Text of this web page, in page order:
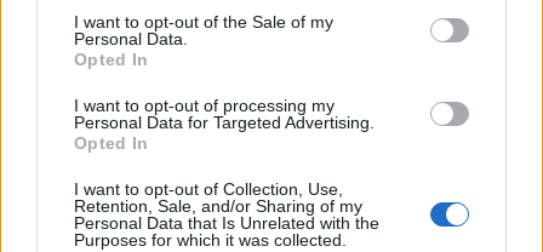
I want to opt-out of the Sale of my
Personal Data.
Opted In
I want to opt-out of processing my
Personal Data for Targeted Advertising.
Opted In
I want to opt-out of Collection, Use,
Retention, Sale, and/or Sharing of my
Personal Data that Is Unrelated with the
Purposes for which it was collected.